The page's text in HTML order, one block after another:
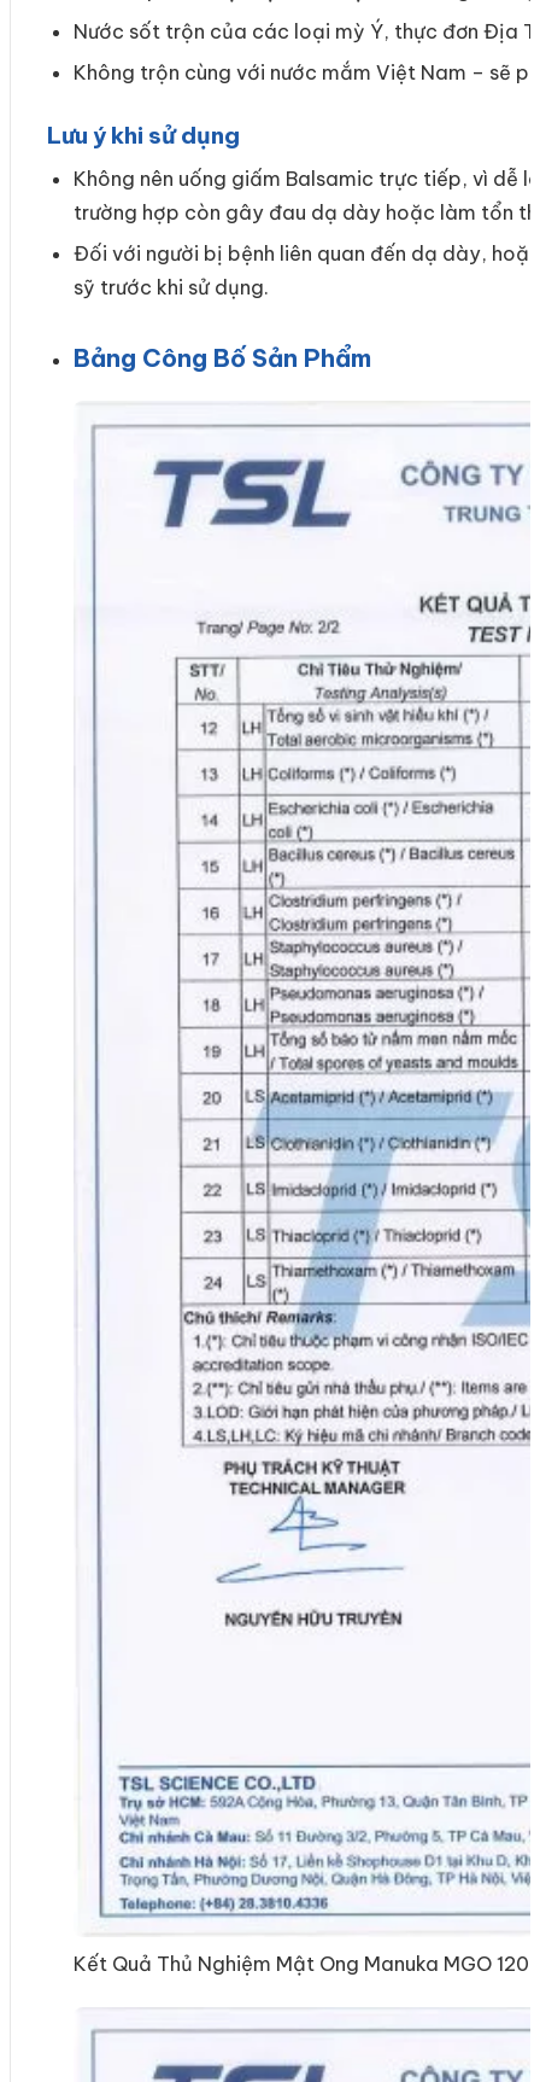
Nước sốt trộn của các loại mỳ Ý, thực đơn Địa
Không trộn cùng với nước mắm Việt Nam – sẽ
Lưu ý khi sử dụng
Không nên uống giấm Balsamic trực tiếp, vì dễ
trường hợp còn gây đau dạ dày hoặc làm tổn
Đối với người bị bệnh liên quan đến dạ dày,
sỹ trước khi sử dụng.
Bảng Công Bố Sản Phẩm
Kết Quả Thủ Nghiệm Mật Ong Manuka MGO